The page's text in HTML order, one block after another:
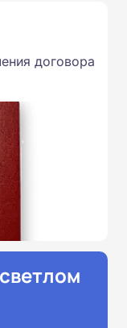
договора